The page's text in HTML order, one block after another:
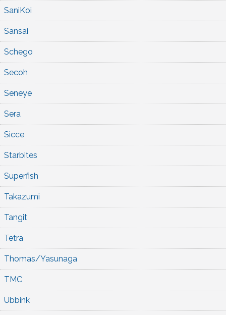
SaniKoi
Sansai
Schego
Secoh
Seneye
Sera
Sicce
Starbites
Superfish
Takazumi
Tangit
Tetra
Thomas/Yasunaga
TMC
Ubbink